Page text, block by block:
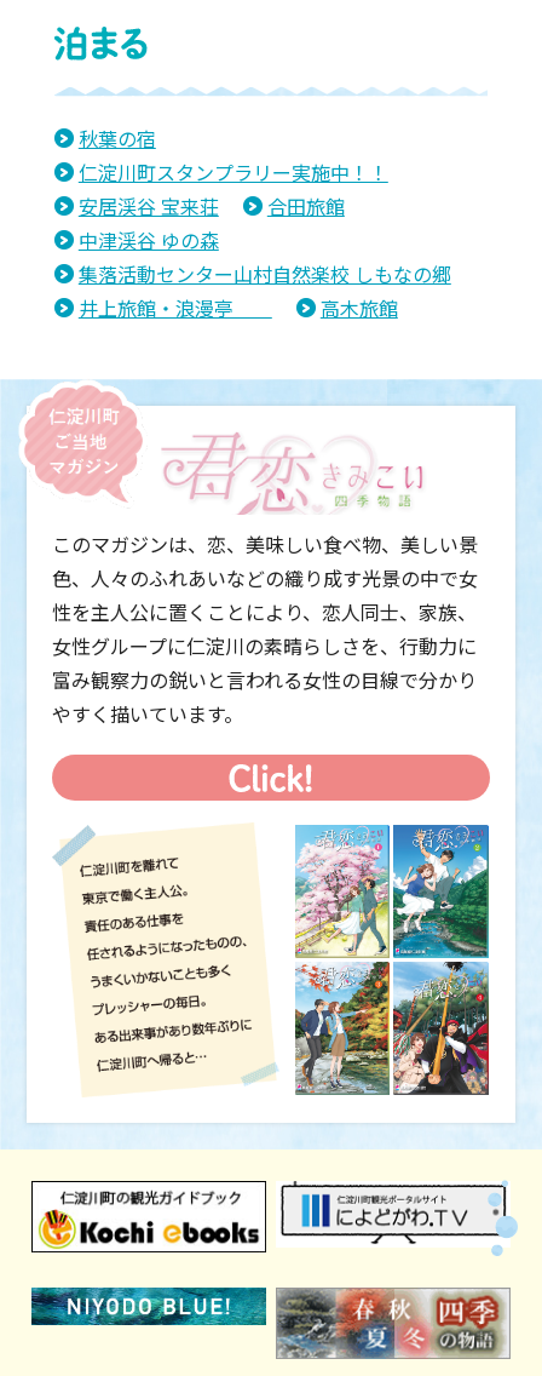
秋葉の宿
仁淀川町スタンプラリー実施中！！
安居渓谷 宝来荘
合田旅館
中津渓谷 ゆの森
集落活動センター山村自然楽校 しもなの郷
井上旅館・浪漫亭
高木旅館
このマガジンは、恋、美味しい食べ物、美しい景
色、人々のふれあいなどの織り成す光景の中で女
性を主人公に置くことにより、恋人同士、家族、
女性グループに仁淀川の素晴らしさを、行動力に
富み観察力の鋭いと言われる女性の目線で分かり
やすく描いています。